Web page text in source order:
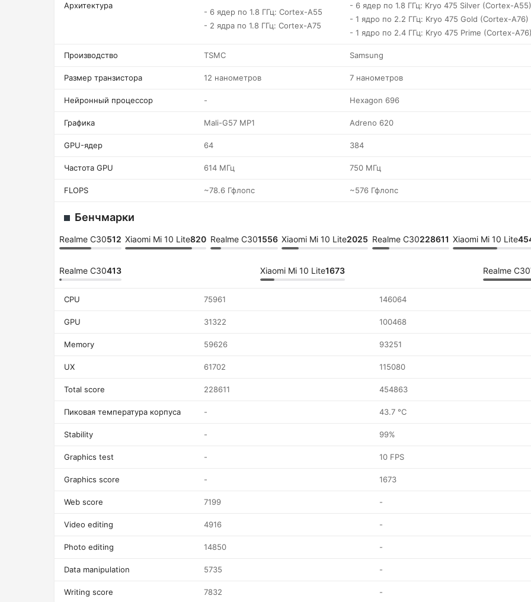
Архитектура
- 6 ядер по 1.8 ГГц: Cortex-A55
- 2 ядра по 1.8 ГГц: Cortex-A75
- 6 ядер по 1.8 ГГц: Kryo 475 Silver (Cortex-A55)
- 1 ядро по 2.2 ГГц: Kryo 475 Gold (Cortex-A76)
- 1 ядро по 2.4 ГГц: Kryo 475 Prime (Cortex-
Производство TSMC Samsung
Размер транзистора 12 нанометров 7 нанометров
Нейронный процессор - Hexagon 696
Графика Mali-G57 MP1 Adreno 620
GPU-ядер 64 384
Частота GPU 614 МГц 750 МГц
FLOPS ~78.6 Гфлопс ~576 Гфлопс
Бенчмарки
Realme C30512 Xiaomi Mi 10 Lite820 Realme C301556 Xiaomi Mi 10 Lite2025 Realme C30228611 Xiaomi Mi 10 Lite
Realme C30413 Xiaomi Mi 10 Lite1673 Realme C30
CPU 75961 146064
GPU 31322 100468
Memory 59626 93251
UX 61702 115080
Total score 228611 454863
Пиковая температура корпуса - 43.7 °C
Stability - 99%
Graphics test - 10 FPS
Graphics score - 1673
Web score 7199 -
Video editing 4916 -
Photo editing 14850 -
Data manipulation 5735 -
Writing score 7832 -